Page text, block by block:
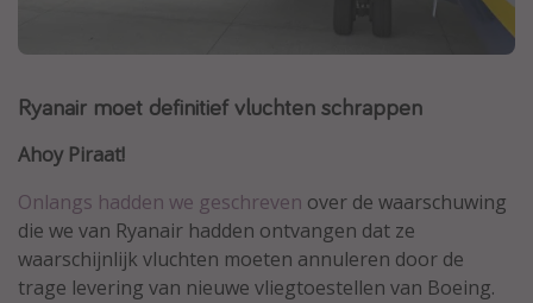
Malta
Madeira
Bali
Type vakantie
Ryanair moet definitief vluchten schrappen
Ahoy Piraat!
Onlangs hadden we geschreven over de waarschuwing
die we van Ryanair hadden ontvangen dat ze
waarschijnlijk vluchten moeten annuleren door de
trage levering van nieuwe vliegtoestellen van Boeing.